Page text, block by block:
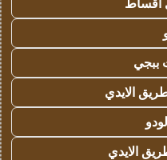
اقساط
الايدي
الايدي